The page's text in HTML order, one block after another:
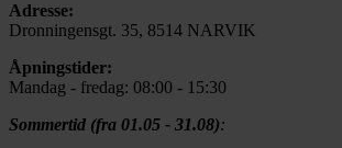
Adresse:
Dronningensgt. 35, 8514 NARVIK
Åpningstider:
Mandag - fredag: 08:00 - 15:30
Sommertid (fra 01.05 - 31.08):